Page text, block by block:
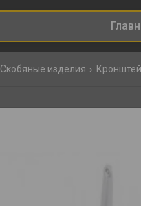
Скобяные изделия